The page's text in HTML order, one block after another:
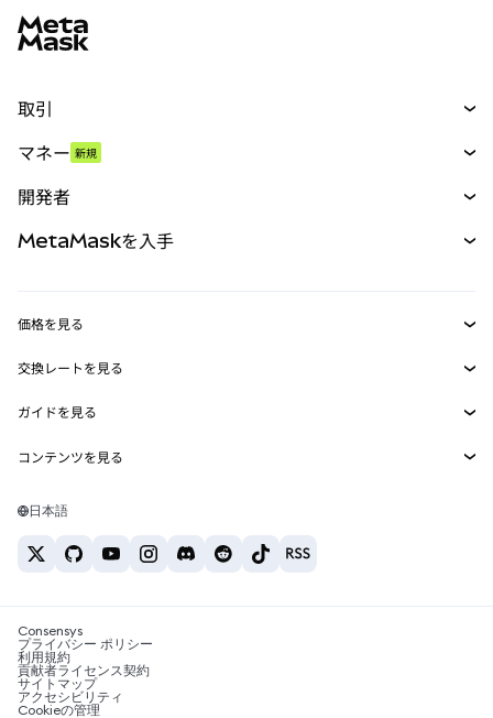
取引
パーペチュアル
RWA
マネー 新規
開発者
MetaMask Connect
Snaps
Web3サービス
MetaMaskを入手
セキュリティ
サポート
キャリア
お問い合わせ
価格を見る
イーサリアムの価格
Solanaの価格
Tetherの価格
交換レートを見る
ETH→USD
USDT→INR
BTC→INR
ETH→USDT
ガイドを見る
ETHの購入
USDTの購入
SHIBの購入
BNBの購入
コンテンツを見る
Solanaウォレット
税制関連ニュース
暗号資産の購入方法は？
ビットコインを売るには？
日本語
Consensys
プライバシー ポリシー
利用規約
貢献者ライセンス契約
サイトマップ
アクセシビリティ
Cookieの管理